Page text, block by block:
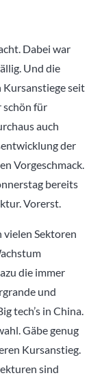
Dabei war
Und die
Kursanstiege seit
schön für
auch
der
Vorgeschmack.
bereits
Vorerst.
vielen Sektoren
die immer
und
tech’s in China.
Gäbe genug
Kursanstieg.
sind